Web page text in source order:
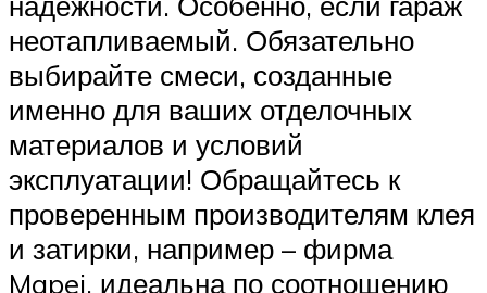
неотапливаемый. Обязательно
выбирайте смеси, созданные
именно для ваших отделочных
материалов и условий
эксплуатации! Обращайтесь к
проверенным производителям клея
и затирки, например – фирма
Mapei, идеальна по соотношению